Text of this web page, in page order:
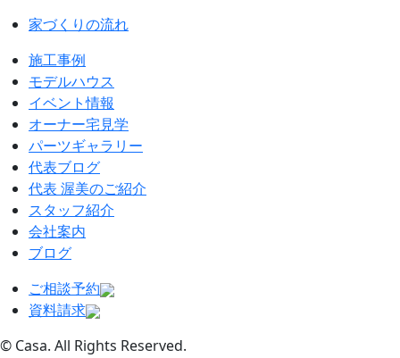
家づくりの流れ
施工事例
モデルハウス
イベント情報
オーナー宅見学
パーツギャラリー
代表ブログ
代表 渥美のご紹介
スタッフ紹介
会社案内
ブログ
ご相談予約
資料請求
© Casa. All Rights Reserved.